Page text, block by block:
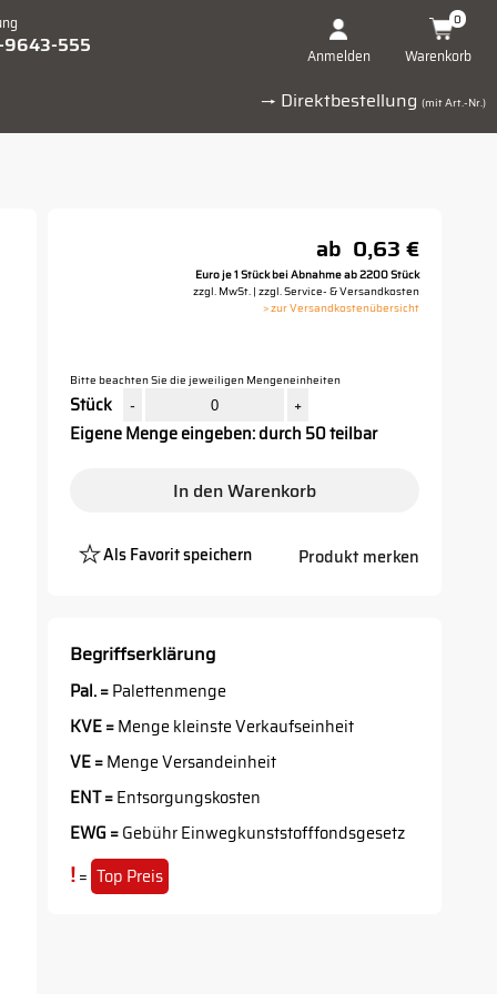
9643-555 Anmelden Warenkorb
0
→ Direktbestellung (mit Art.-Nr.)
ab 0,63 €
Euro je 1 Stück bei Abnahme ab 2200 Stück
zzgl. MwSt. | zzgl. Service- & Versandkosten
> zur Versandkostenübersicht
Bitte beachten Sie die jeweiligen Mengeneinheiten
Stück - +
Eigene Menge eingeben: durch 50 teilbar
In den Warenkorb
Als Favorit speichern
Platzhalter
Produkt merken
Begriffserklärung
Pal. =Palettenmenge
KVE =Menge kleinste Verkaufseinheit
VE =Menge Versandeinheit
ENT =Entsorgungskosten
EWG =Gebühr Einwegkunststofffondsgesetz
!= Top Preis